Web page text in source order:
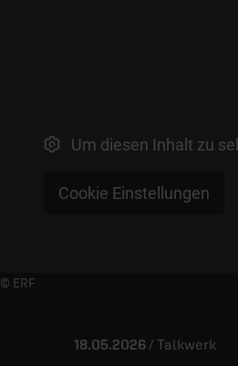
Um diesen Inhalt zu
Cookie Einstellungen
Player starten/anhalten
© ERF
18.05.2026 / Talkwerk